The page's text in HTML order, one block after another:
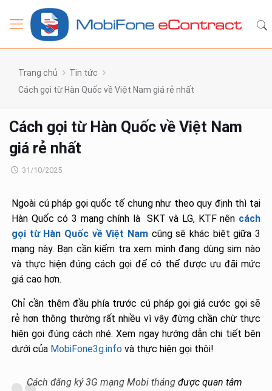
Trang chủ
Tin tức
Cách gọi từ Hàn Quốc về Việt Nam giá rẻ nhất
Cách gọi từ Hàn Quốc về Việt Nam
giá rẻ nhất
31/10/2025
Ngoài cú pháp gọi quốc tế chung như theo quy định thì tại
Hàn Quốc có 3 mạng chính là SKT và LG, KTF nên cách
gọi từ Hàn Quốc về Việt Nam cũng sẽ khác biệt giữa 3
mạng này. Bạn cần kiểm tra xem mình đang dùng sim nào
và thực hiện đúng cách gọi để có thể được ưu đãi mức
giá cao hơn.
Chỉ cần thêm đầu phía trước cú pháp gọi giá cước gọi sẽ
rẻ hơn thông thường rất nhiều vì vậy đừng chần chừ thực
hiện gọi đúng cách nhé. Xem ngay hướng dẫn chi tiết bên
dưới của MobiFone3g.info và thực hiện gọi thôi!
Cách đăng ký 3G mạng Mobi tháng được quan tâm